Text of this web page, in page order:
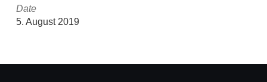
Date
5. August 2019